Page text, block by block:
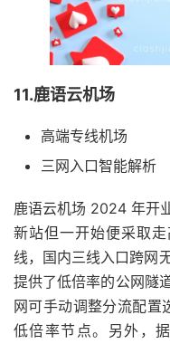
11.鹿语云机场
高端专线机场
三网入口智能解析
鹿语云机场 2024 年开
新站但一开始便采取
线，国内三线入口跨网
提供了低倍率的公网隧
网可手动调整分流配置
低倍率节点。另外，